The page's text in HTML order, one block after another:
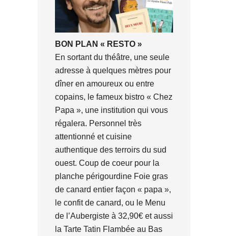
BON PLAN « RESTO »
En sortant du théâtre, une seule
adresse à quelques mètres pour
dîner en amoureux ou entre
copains, le fameux bistro « Chez
Papa », une institution qui vous
régalera. Personnel très
attentionné et cuisine
authentique des terroirs du sud
ouest. Coup de coeur pour la
planche périgourdine Foie gras
de canard entier façon « papa »,
le confit de canard, ou le Menu
de l’Aubergiste à 32,90€ et aussi
la Tarte Tatin Flambée au Bas